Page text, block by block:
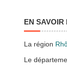
EN SAVOIR
La région
Le